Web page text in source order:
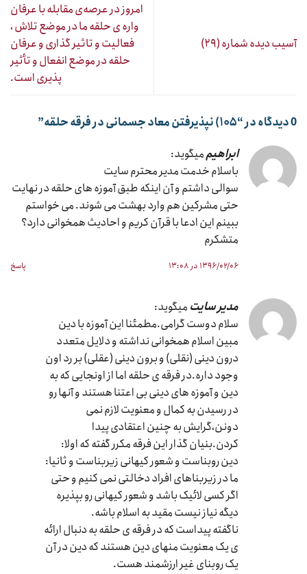
آسیب دیده شماره (۲۹)
امروز در عرصه‌ی مقابله با عرفان
واره ی حلقه ما در موضع تلاش ،
فعالیت و تاثیر گذاری و عرفان
حلقه در موضع انفعال و تأثیر
پذیری است.
0 دیدگاه در “ ۱۰۵) نپذیرفتن معاد جسمانی در فرقه حلقه
”
ابراهیممیگوید:
باسلام خدمت مدیر محترم سایت
سوالی داشتم و آن اینکه طبق آموزه های حلقه در نهایت
حتی مشرکین هم وارد بهشت می شوند. می خواستم
ببینم این ادعا با قرآن کریم و احادیث همخوانی دارد؟
متشکرم
۱۳۹۶/۰۲/۰۶ در ۱۳:۰۸ پاسخ
مدیر سایت میگوید:
سلام دوست گرامی.مطمئنا این آموزه با دین
مبین اسلام همخوانی نداشته و دلایل متعدد
درون دینی (نقلی) و برون دینی (عقلی) بر رد اون
وجود داره.در فرقه ی حلقه اما از اونجایی که به
دین و آموزه های دینی بی اعتنا هستند و آنها رو
در رسیدن به کمال و معنویت لازم نمی
دونن،گرایش به چنین اعتقادی پیدا
کردن.بنیان گذار این فرقه مکرر گفته که اولا:
دین روبناست و شعور کیهانی زیربناست و ثانیا:
ما در زیربناهای افراد دخالتی نمی کنیم و حتی
اگر کسی لائیک باشد و شعور کیهانی رو بپذیره
دیگه نیاز نیست مقید به اسلام باشه.
ناگفته پیداست که در فرقه ی حلقه به دنبال ارائه
ی یک معنویت منهای دین هستند که دین در آن
یک روبنای غیر ارزشمند هست.